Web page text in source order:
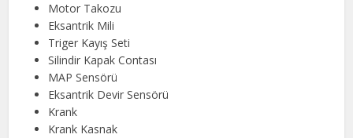
Motor Takozu
Eksantrik Mili
Triger Kayış Seti
Silindir Kapak Contası
MAP Sensörü
Eksantrik Devir Sensörü
Krank
Krank Kasnak